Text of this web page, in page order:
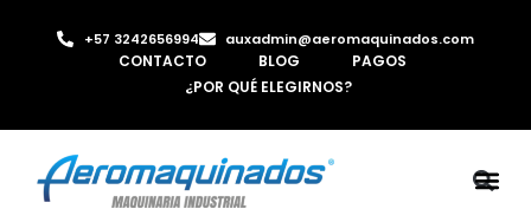
+57 3242656994 auxadmin@aeromaquinados.com
CONTACTO BLOG
PAGOS
¿POR QUÉ ELEGIRNOS?